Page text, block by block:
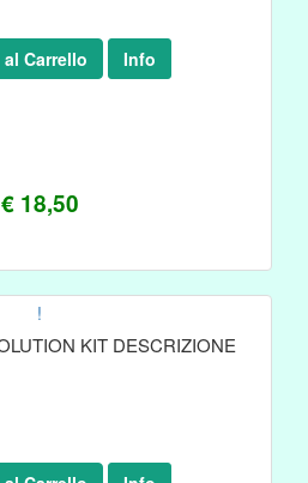
€ 18,50
Carrello Info
!
KIT DESCRIZIONE